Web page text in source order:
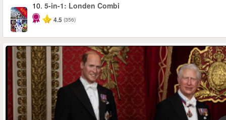
-60%
10. 5-in-1: Londen Combi
4.5 (356)